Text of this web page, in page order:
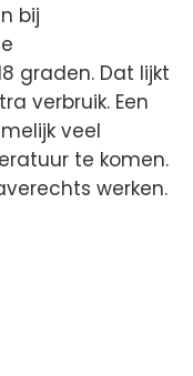
bij
graden. Dat lijkt
verbruik. Een
veel
te komen.
werken.